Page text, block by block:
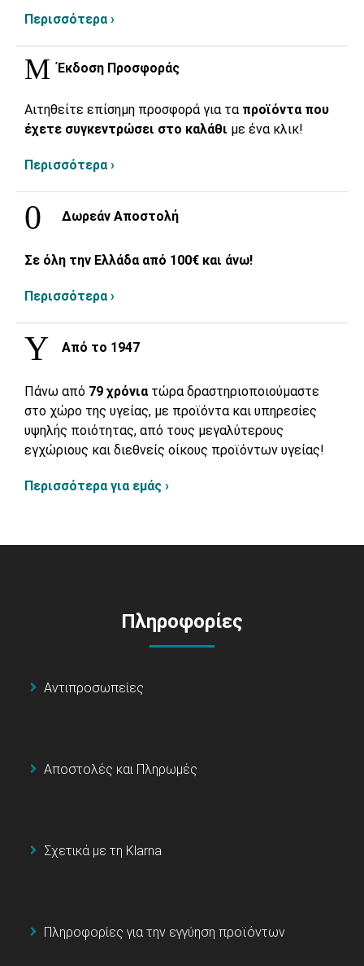
Περισσότερα ›
Έκδοση Προσφοράς
Αιτηθείτε επίσημη προσφορά για τα προϊόντα που
έχετε συγκεντρώσει στο καλάθι με ένα κλικ!
Περισσότερα ›
Δωρεάν Αποστολή
Σε όλη την Ελλάδα από 100€ και άνω!
Περισσότερα ›
Από το 1947
Πάνω από 79 χρόνια τώρα δραστηριοποιούμαστε
στο χώρο της υγείας, με προϊόντα και υπηρεσίες
υψηλής ποιότητας, από τους μεγαλύτερους
εγχώριους και διεθνείς οίκους προϊόντων υγείας!
Περισσότερα για εμάς ›
Πληροφορίες
Αντιπροσωπείες
Αποστολές και Πληρωμές
Σχετικά με τη Klarna
Πληροφορίες για την εγγύηση προϊόντων